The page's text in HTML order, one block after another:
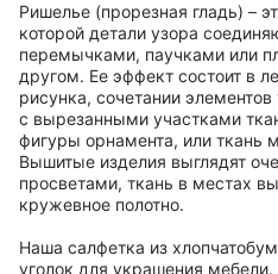
Ришелье (прорезная гладь) –
которой детали узора
перемычками, паучками или
другом. Ее эффект состоит в
рисунка, сочетании
с вырезанными участками
фигуры орнамента, или ткань
Вышитые изделия выглядят
просветами, ткань в местах
кружевное полотно.
Наша салфетка из
уголок для украшения